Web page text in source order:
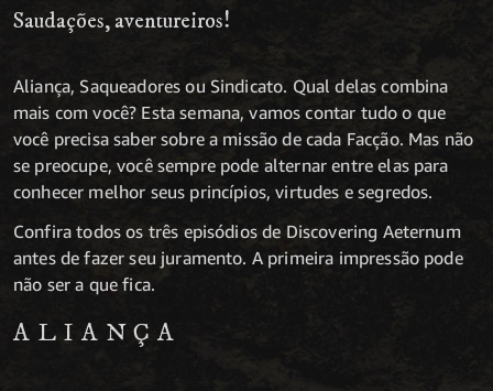
Saudações, aventureiros!
Aliança, Saqueadores ou Sindicato. Qual delas combina
mais com você? Esta semana, vamos contar tudo o que
você precisa saber sobre a missão de cada Facção. Mas não
se preocupe, você sempre pode alternar entre elas para
conhecer melhor seus princípios, virtudes e segredos.
Confira todos os três episódios de Discovering Aeternum
antes de fazer seu juramento. A primeira impressão pode
não ser a que fica.
ALIANÇA